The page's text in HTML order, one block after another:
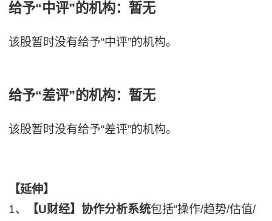
给予“中评”的机构：暂无
该股暂时没有给予“中评”的机构。
给予“差评”的机构：暂无
该股暂时没有给予“差评”的机构。
【延伸】
1、
【U财经】协作分析系统包括“操作/趋势/估值/